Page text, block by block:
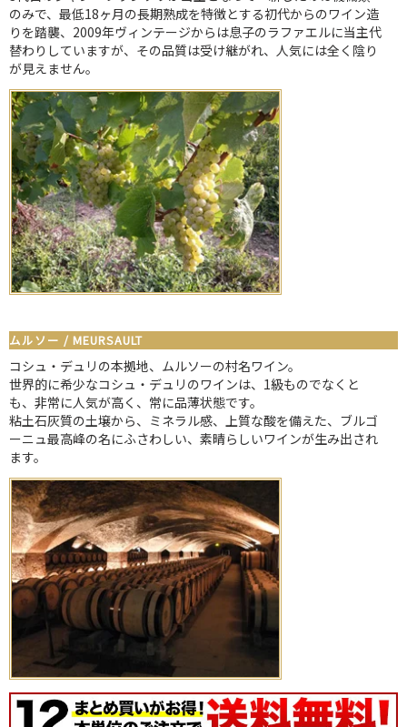
のみで、最低18ヶ月の長期熟成を特徴とする初代からのワイン造
りを踏襲、2009年ヴィンテージからは息子のラファエルに当主代
替わりしていますが、その品質は受け継がれ、人気には全く陰り
が見えません。
ムルソー / MEURSAULT
コシュ・デュリの本拠地、ムルソーの村名ワイン。
世界的に希少なコシュ・デュリのワインは、1級ものでなくと
も、非常に人気が高く、常に品薄状態です。
粘土石灰質の土壌から、ミネラル感、上質な酸を備えた、ブルゴ
ーニュ最高峰の名にふさわしい、素晴らしいワインが生み出され
ます。